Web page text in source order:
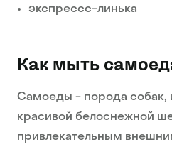
экспрессс-линька
Как мыть
Самоеды - порода собак,
красивой белоснежной
привлекательным